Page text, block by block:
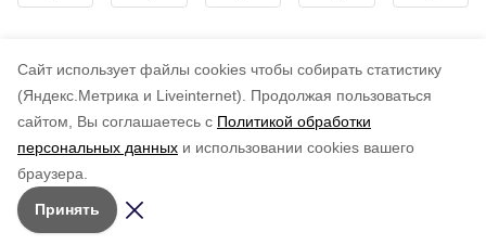
Cайт использует файлы cookies чтобы собирать статистику
(Яндекс.Метрика и Liveinternet).
Продолжая пользоваться
сайтом, Вы соглашаетесь с Политикой обработки
персональных данных и использовании cookies вашего
браузера.
Принять